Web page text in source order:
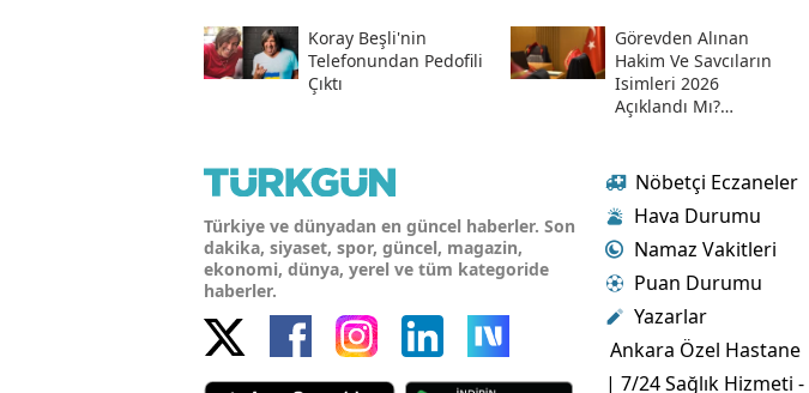
Sorgulama Ekranı
Koray Beşli'nin
Telefonundan Pedofili
Çıktı
Görevden Alınan
Hakim Ve Savcıların
Isimleri 2026
Açıklandı Mı?
Savcılar Isim Listesi
Türkiye ve dünyadan en güncel haberler. Son
dakika, siyaset, spor, güncel, magazin,
ekonomi, dünya, yerel ve tüm kategoride
haberler.
Nöbetçi Eczaneler
Hava Durumu
Namaz Vakitleri
Puan Durumu
Yazarlar
Ankara Özel Hastane
| 7/24 Sağlık Hizmeti -